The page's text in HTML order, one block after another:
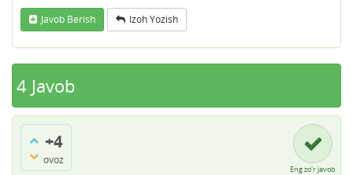
Javob Berish Izoh Yozish
4 Javob
+4
ovoz
Eng zo'r javob